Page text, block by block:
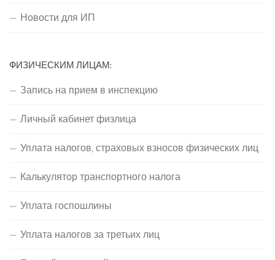
Новости для ИП
ФИЗИЧЕСКИМ ЛИЦАМ:
Запись на прием в инспекцию
Личный кабинет физлица
Уплата налогов, страховых взносов физических лиц
Калькулятор транспортного налога
Уплата госпошлины
Уплата налогов за третьих лиц